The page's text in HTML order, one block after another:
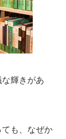
輝きがあ
も、なぜか